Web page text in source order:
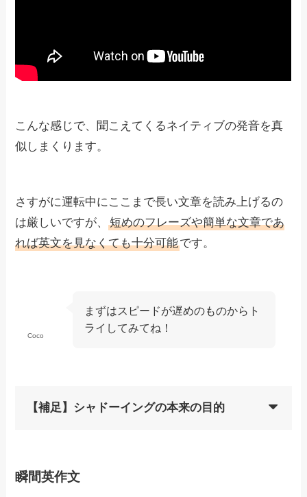
こんな感じで、聞こえてくるネイティブの発音を真
似しまくります。
さすがに運転中にここまで長い文章を読み上げるの
は厳しいですが、短めのフレーズや簡単な文章であ
れば英文を見なくても十分可能です。
Coco
まずはスピードが遅めのものからト
ライしてみてね！
【補足】シャドーイングの本来の目的
瞬間英作文